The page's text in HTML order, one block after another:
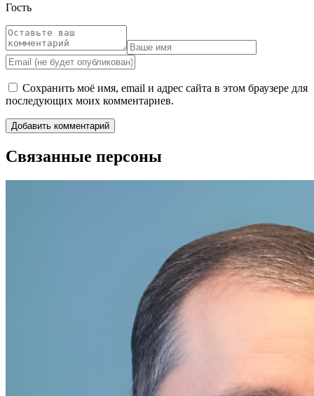
Гость
Сохранить моё имя, email и адрес сайта в этом браузере для
последующих моих комментариев.
Связанные персоны